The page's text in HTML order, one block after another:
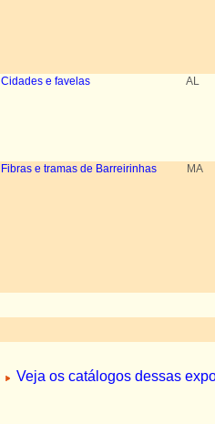
Cidades e favelas AL
Fibras e tramas de Barreirinhas MA
Veja os catálogos dessas